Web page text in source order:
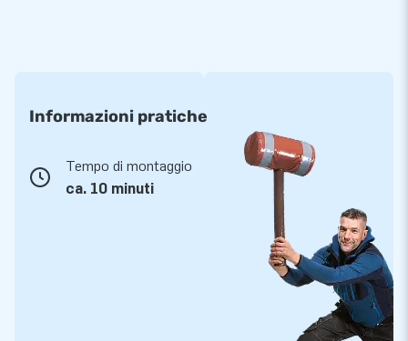
Informazioni pratiche
Tempo di montaggio
ca. 10 minuti